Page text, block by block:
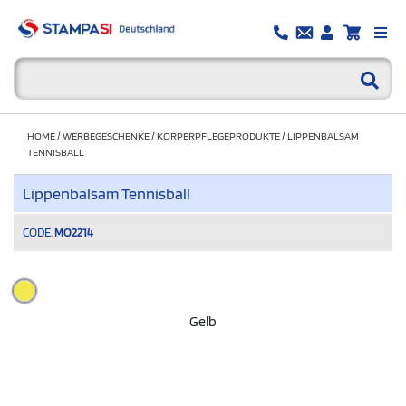
HOME/WERBEGESCHENKE/KÖRPERPFLEGEPRODUKTE/LIPPENBALSAM
TENNISBALL
Lippenbalsam Tennisball
CODE. MO2214
Gelb